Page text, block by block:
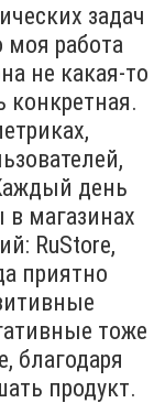
задач
моя работа
не какая-то
конкретная.
день
магазинах
RuStore,
приятно
тоже
благодаря
продукт.